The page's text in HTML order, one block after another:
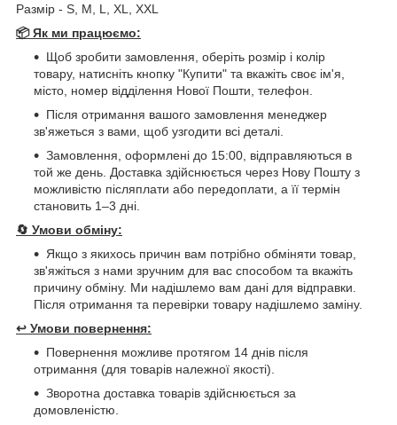
Размір - S, M, L, XL, XXL
📦 Як ми працюємо:
Щоб зробити замовлення, оберіть розмір і колір
товару, натисніть кнопку "Купити" та вкажіть своє ім'я,
місто, номер відділення Нової Пошти, телефон.
Після отримання вашого замовлення менеджер
зв'яжеться з вами, щоб узгодити всі деталі.
Замовлення, оформлені до 15:00, відправляються в
той же день. Доставка здійснюється через Нову Пошту з
можливістю післяплати або передоплати, а її термін
становить 1–3 дні.
🔄 Умови обміну:
Якщо з якихось причин вам потрібно обміняти товар,
зв'яжіться з нами зручним для вас способом та вкажіть
причину обміну. Ми надішлемо вам дані для відправки.
Після отримання та перевірки товару надішлемо заміну.
↩️ Умови повернення:
Повернення можливе протягом 14 днів після
отримання (для товарів належної якості).
Зворотна доставка товарів здійснюється за
домовленістю.